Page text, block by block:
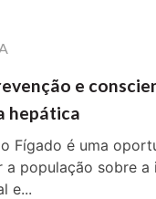
e
hepática
Fígado é uma
a população sobre a
e...